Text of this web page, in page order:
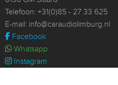
Telefoon: +31(0)85 - 27 33 625
E-mail: info@caraudiolimburg.nl
Facebook
Whatsapp
Instagram